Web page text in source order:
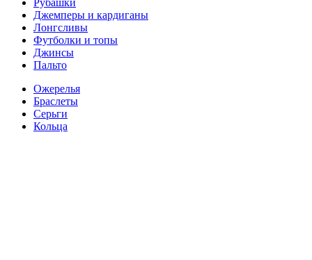
Рубашки
Джемперы и кардиганы
Лонгсливы
Футболки и топы
Джинсы
Пальто
Ожерелья
Браслеты
Серьги
Кольца